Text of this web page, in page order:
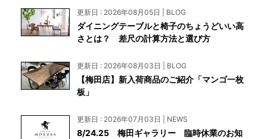
更新日 : 2026年08月05日 | BLOG
ダイニングテーブルと椅子のちょうどいい高
さとは？ 差尺の計算方法と選び方
更新日 : 2026年08月03日 | BLOG
【梅田店】新入荷商品のご紹介「マンゴ一枚
板」
更新日 : 2026年07月03日 | NEWS
8/24.25 梅田ギャラリー 臨時休業のお知